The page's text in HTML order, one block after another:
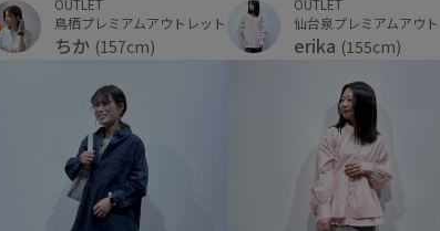
OUTLET
鳥栖プレミアムアウトレット
ちか (157cm)
OUTLET
erika (155cm)